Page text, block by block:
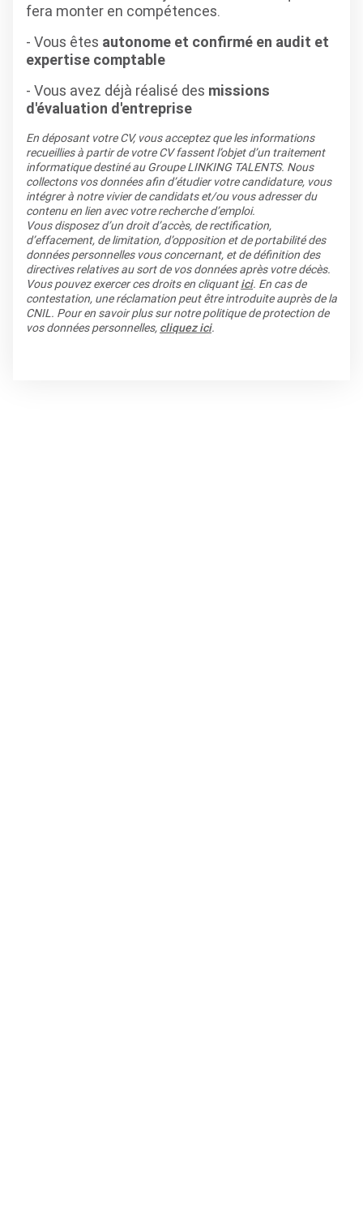
fera monter en compétences.
- Vous êtes autonome et confirmé en audit et
expertise comptable
- Vous avez déjà réalisé des missions
d'évaluation d'entreprise
En déposant votre CV, vous acceptez que les informations
recueillies à partir de votre CV fassent l’objet d’un traitement
informatique destiné au Groupe LINKING TALENTS. Nous
collectons vos données afin d’étudier votre candidature, vous
intégrer à notre vivier de candidats et/ou vous adresser du
contenu en lien avec votre recherche d’emploi.
Vous disposez d’un droit d’accès, de rectification,
d’effacement, de limitation, d’opposition et de portabilité des
données personnelles vous concernant, et de définition des
directives relatives au sort de vos données après votre décès.
Vous pouvez exercer ces droits en cliquantici. En cas de
contestation, une réclamation peut être introduite auprès de la
CNIL. Pour en savoir plus sur notre politique de protection de
vos données personnelles, cliquez ici.